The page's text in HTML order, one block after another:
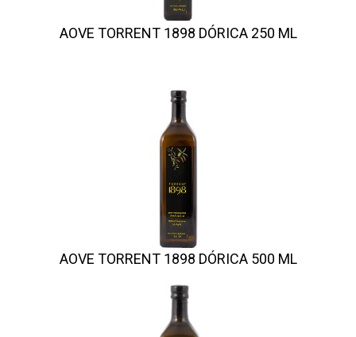
AOVE TORRENT 1898 DÓRICA 250 ML
AOVE TORRENT 1898 DÓRICA 500 ML